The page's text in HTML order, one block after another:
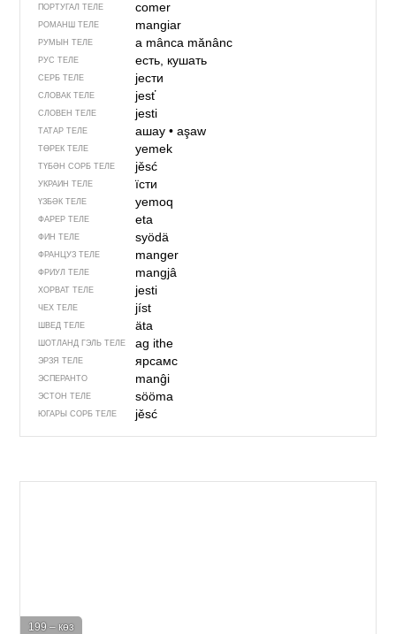
ПОРТУГАЛ ТЕЛЕ comer
РОМАНШ ТЕЛЕ mangiar
РУМЫН ТЕЛЕ a mânca mănânc
РУС ТЕЛЕ есть, кушать
СЕРБ ТЕЛЕ јести
СЛОВАК ТЕЛЕ jesť
СЛОВЕН ТЕЛЕ jesti
ТАТАР ТЕЛЕ ашау• aşaw
ТӨРЕК ТЕЛЕ yemek
ТҮБӘН СОРБ ТЕЛЕ jěsć
УКРАИН ТЕЛЕ їсти
ҮЗБӘК ТЕЛЕ yemoq
ФАРЕР ТЕЛЕ eta
ФИН ТЕЛЕ syödä
ФРАНЦУЗ ТЕЛЕ manger
ФРИУЛ ТЕЛЕ mangjâ
ХОРВАТ ТЕЛЕ jesti
ЧЕХ ТЕЛЕ jíst
ШВЕД ТЕЛЕ äta
ШОТЛАНД ГЭЛЬ ТЕЛЕ ag ithe
ЭРЗЯ ТЕЛЕ ярсамс
ЭСПЕРАНТО manĝi
ЭСТОН ТЕЛЕ sööma
ЮГАРЫ СОРБ ТЕЛЕ jěsć
199 – көз